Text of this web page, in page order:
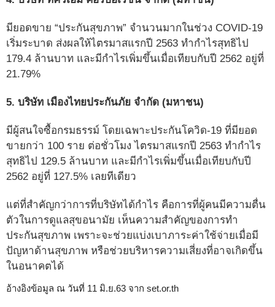
มียอดขาย “ประกันสุขภาพ” จำนวนมากในช่วง COVID-19
เริ่มระบาด ส่งผลให้ไตรมาสแรกปี 2563 ทำกำไรสุทธิไป
179.4 ล้านบาท และมีกำไรเพิ่มขึ้นเมื่อเทียบกับปี 2562 อยู่ที่
21.79%
5. บริษัท เมืองไทยประกันภัย จำกัด (มหาชน)
มีผู้สนใจซื้อกรมธรรม์ โดยเฉพาะประกันโควิด-19 ที่มียอด
ขายกว่า 100 ราย ต่อชั่วโมง ไตรมาสแรกปี 2563 ทำกำไร
สุทธิไป 129.5 ล้านบาท และมีกำไรเพิ่มขึ้นเมื่อเทียบกับปี
2562 อยู่ที่ 127.5% เลยทีเดียว
แต่ที่สำคัญกว่าการที่บริษัทได้กำไร คือการที่ผู้คนมีความตื่น
ตัวในการดูแลสุขอนามัย เห็นความสำคัญของการทำ
ประกันสุขภาพ เพราะจะช่วยแบ่งเบาภาระค่าใช้จ่ายเมื่อมี
ปัญหาด้านสุขภาพ หรือช่วยบริหารความเสี่ยงที่อาจเกิดขึ้น
ในอนาคตได้
อ้างอิงข้อมูล ณ วันที่ 11 มิ.ย.63 จาก set.or.th